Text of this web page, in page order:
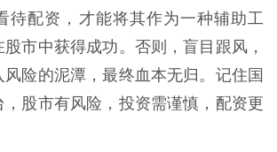
待配资，才能将其作为一种辅助工
市中获得成功。否则，盲目跟风，
风险的泥潭，最终血本无归。记住国
，股市有风险，投资需谨慎，配资更